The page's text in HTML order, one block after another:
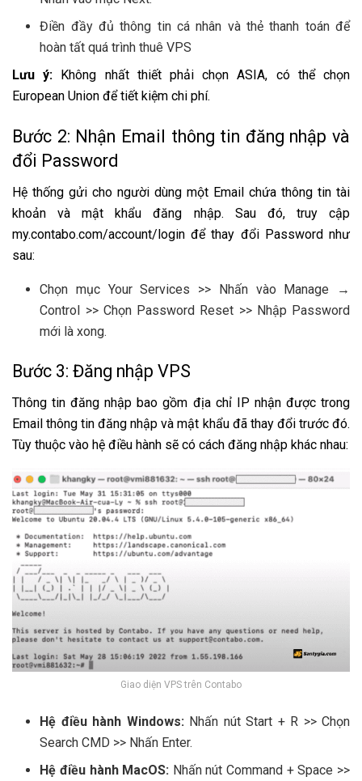
Điền đầy đủ thông tin cá nhân và thẻ thanh toán để
hoàn tất quá trình thuê VPS
Lưu ý: Không nhất thiết phải chọn ASIA, có thể chọn
European Union để tiết kiệm chi phí.
Bước 2: Nhận Email thông tin đăng nhập và
đổi Password
Hệ thống gửi cho người dùng một Email chứa thông tin tài
khoản và mật khẩu đăng nhập. Sau đó, truy cập
my.contabo.com/account/login để thay đổi Password như
sau:
Chọn mục Your Services >> Nhấn vào Manage →
Control >> Chọn Password Reset >> Nhập Password
mới là xong.
Bước 3: Đăng nhập VPS
Thông tin đăng nhập bao gồm địa chỉ IP nhận được trong
Email thông tin đăng nhập và mật khẩu đã thay đổi trước đó.
Tùy thuộc vào hệ điều hành sẽ có cách đăng nhập khác nhau:
Giao diện VPS trên Contabo
Hệ điều hành Windows: Nhấn nút Start + R >> Chọn
Search CMD >> Nhấn Enter.
Hệ điều hành MacOS: Nhấn nút Command + Space >>